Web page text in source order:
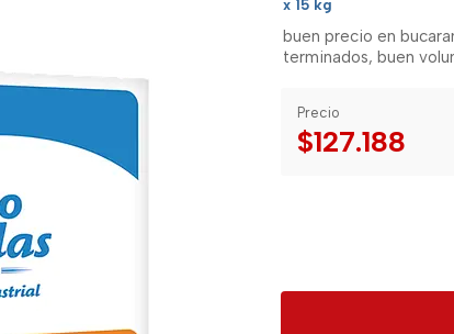
x 15 kg
buen precio en
terminados, buen
Precio
$127.188